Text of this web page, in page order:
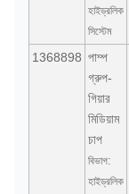
হাইড্রলিক
সিস্টেম
1368898 পাম্প
গ্রুপ-
গিয়ার
মিডিয়াম
চাপ
বিভাগ:
হাইড্রলিক